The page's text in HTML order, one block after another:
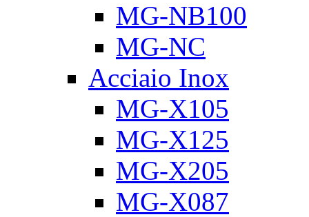
MG-NB100
MG-NC
Acciaio Inox
MG-X105
MG-X125
MG-X205
MG-X087